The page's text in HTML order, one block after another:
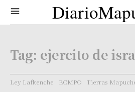
Tag: ejercito de
Ley Lafkenche ECMPO Tierras